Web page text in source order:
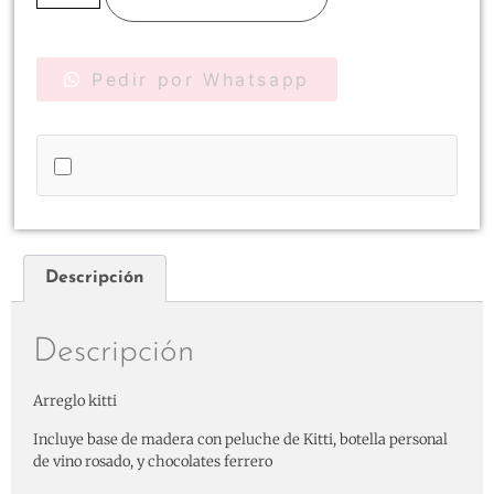
Pedir por Whatsapp
Descripción
Descripción
Arreglo kitti
Incluye base de madera con peluche de Kitti, botella personal
de vino rosado, y chocolates ferrero